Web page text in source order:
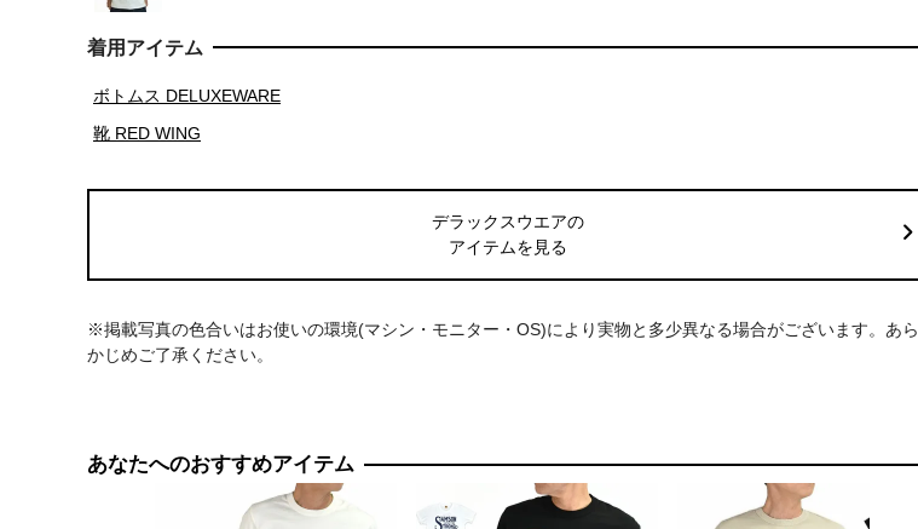
着用アイテム
ボトムス DELUXEWARE
靴 RED WING
デラックスウエアの
アイテムを見る
※掲載写真の色合いはお使いの環境(マシン・モニター・OS)により実物と多少異なる場合がございます。あら
かじめご了承ください。
あなたへのおすすめアイテム